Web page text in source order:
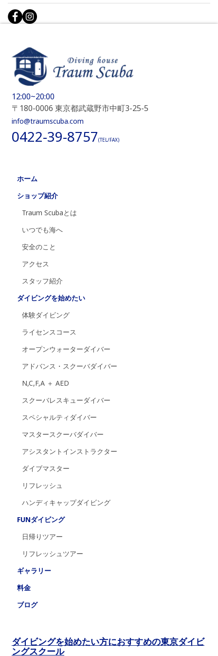
12:00~20:00
〒180-0006 東京都武蔵野市中町3-25-5
info@traumscuba.com
0422-39-8757(TEL/FAX)
ホーム
ショップ紹介
Traum Scubaとは
いつでも海へ
安全のこと
アクセス
スタッフ紹介
ダイビングを始めたい
体験ダイビング
ライセンスコース
オープンウォーターダイバー
アドバンス・スクーバダイバー
N,C,F,A ＋ AED
スクーバレスキューダイバー
スペシャルティダイバー
マスタースクーバダイバー
アシスタントインストラクター
ダイブマスター
リフレッシュ
ハンディキャップダイビング
FUNダイビング
日帰りツアー
リフレッシュツアー
ギャラリー
料金
ブログ
ダイビングを始めたい方におすすめの東京ダイビ
ングスクール